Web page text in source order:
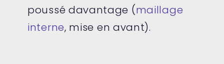
poussé davantage (maillage
interne, mise en avant).